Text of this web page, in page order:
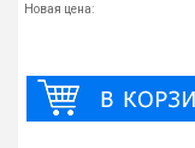
Новая цена: